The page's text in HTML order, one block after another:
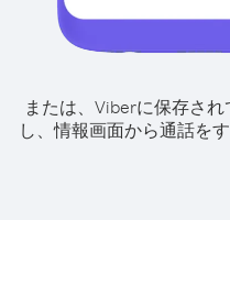
または、Viberに保存さ
し、情報画面から通話を